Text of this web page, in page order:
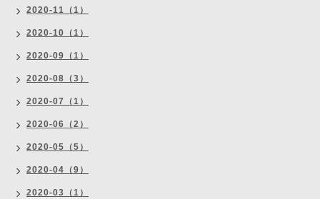
2020-11（1）
2020-10（1）
2020-09（1）
2020-08（3）
2020-07（1）
2020-06（2）
2020-05（5）
2020-04（9）
2020-03（1）